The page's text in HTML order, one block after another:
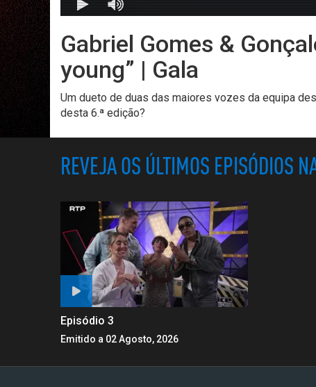
Gabriel Gomes &
young” | Gala
Um dueto de duas das maiores vozes da equipa
desta 6.ª edição?
REVEJA OS ÚLTIMOS EPISÓDIOS
Episódio 3
Emitido a 02 Agosto, 2026